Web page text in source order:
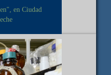
en Ciudad